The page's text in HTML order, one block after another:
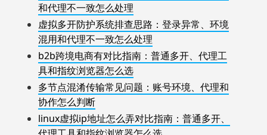
和代理不一致怎么处理
虚拟多开防护系统排查思路：登录异常、环境
混用和代理不一致怎么处理
b2b跨境电商有对比指南：普通多开、代理工
具和指纹浏览器怎么选
多节点混淆传输常见问题：账号环境、代理和
协作怎么判断
linux虚拟ip地址怎么弄对比指南：普通多开、